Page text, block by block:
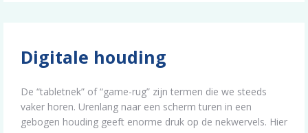
Digitale houding
De “tabletnek” of “game-rug” zijn termen die we steeds
vaker horen. Urenlang naar een scherm turen in een
gebogen houding geeft enorme druk op de nekwervels. Hier